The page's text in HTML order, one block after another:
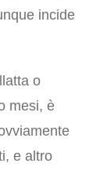
incide
o
mesi, è
e altro